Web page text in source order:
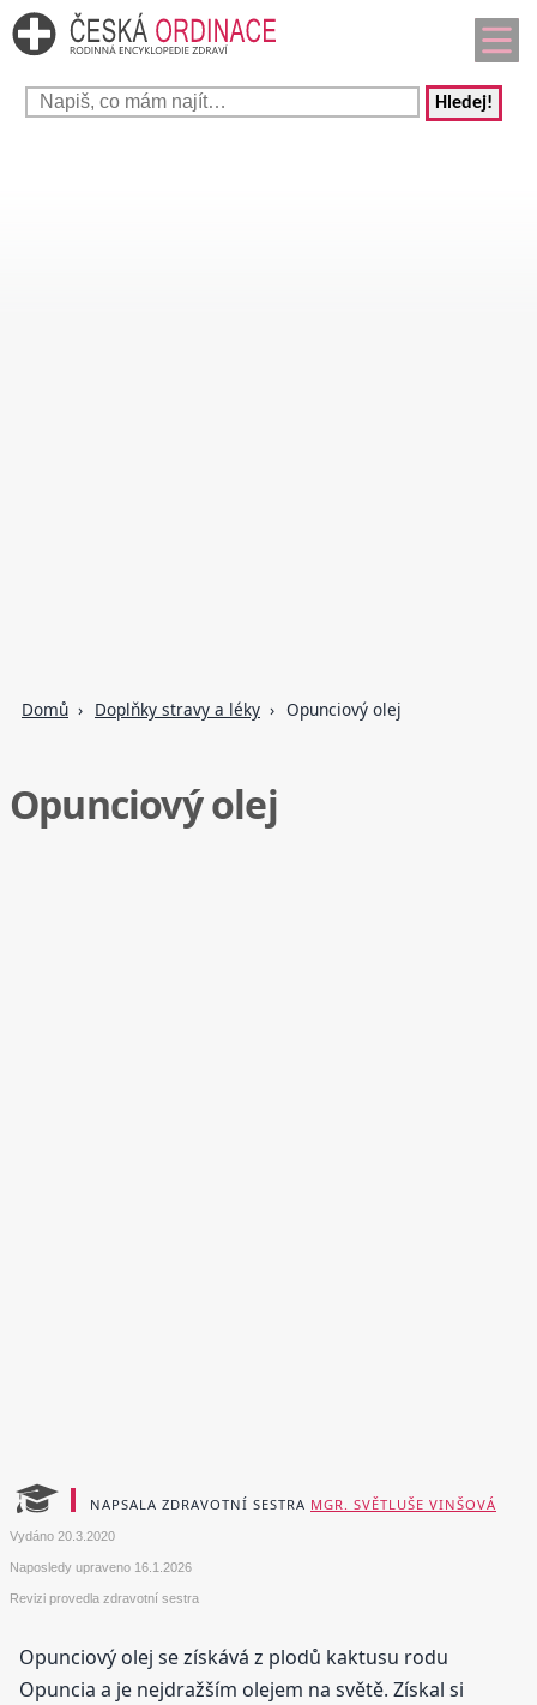
Hledej!
Domů Doplňky stravy a léky Opunciový olej
Opunciový olej
NAPSALA ZDRAVOTNÍ SESTRA MGR. SVĚTLUŠE VINŠOVÁ
Vydáno 20.3.2020
Naposledy upraveno 16.1.2026
Revizi provedla zdravotní sestra
Opunciový olej se získává z plodů kaktusu rodu
Opuncia a je nejdražším olejem na světě. Získal si